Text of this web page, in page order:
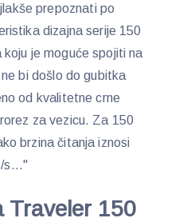
prepoznati po
dizajna serije 150
je moguće spojiti na
bi došlo do gubitka
od kvalitetne crne
za vezicu. Za 150
brzina čitanja iznosi
s…"
Traveler 150